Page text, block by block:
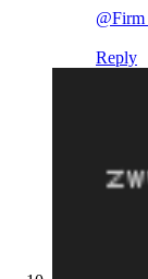
@Firm
Reply